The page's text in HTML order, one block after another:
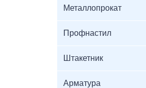
Металлопрокат
Профнастил
Штакетник
Арматура